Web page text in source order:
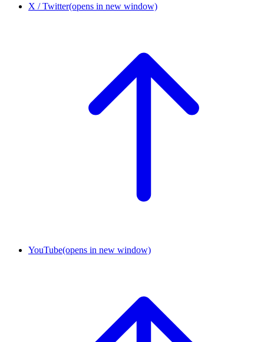
X / Twitter(opens in new window)
YouTube(opens in new window)